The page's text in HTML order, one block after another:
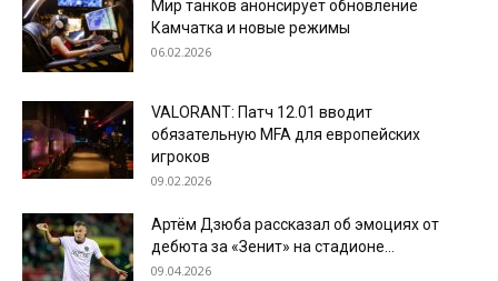
Мир танков анонсирует обновление
Камчатка и новые режимы
06.02.2026
VALORANT: Патч 12.01 вводит
обязательную MFA для европейских
игроков
09.02.2026
Артём Дзюба рассказал об эмоциях от
дебюта за «Зенит» на стадионе...
09.04.2026